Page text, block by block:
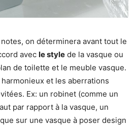
on déterminera avant tout le
avec le style de la vasque ou
de toilette et le meuble vasque.
harmonieux et les aberrations
Ex: un robinet (comme un
par rapport à la vasque, un
sur une vasque à poser design